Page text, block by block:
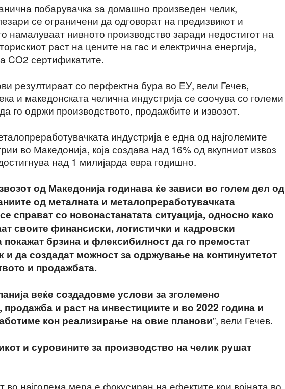
побарувачка за домашно произведен челик,
се ограничени да одговорат на предизвикот и
намалуваат нивното производство заради недостигот на
раст на цените на гас и електрична енергија,
CO2 сертификатите.
резултираат со перфектна бура во ЕУ, вели Гечев,
и македонската челична индустрија се соочува со големи
го одржи производството, продажбите и извозот.
индустрија е една од најголемите
во Македонија, која создава над 16% од вкупниот извоз
над 1 милијарда евра годишно.
од Македонија годинава ќе зависи во голем дел од
од металната и металопреработувачката
справат со новонастанатата ситуација, односно како
своите финансиски, логистички и кадровски
покажат брзина и флексибилност да го премостат
и да создадат можност за одржување на континуитетот
и продажбата.
веќе создадовме услови за зголемено
продажба и раст на инвестициите и во 2022 година и
кон реализирање на овие планови”, вели Гечев.
и суровините за производство на челик рушат
во најголема мера е фокусиран на ефектите кои војната во